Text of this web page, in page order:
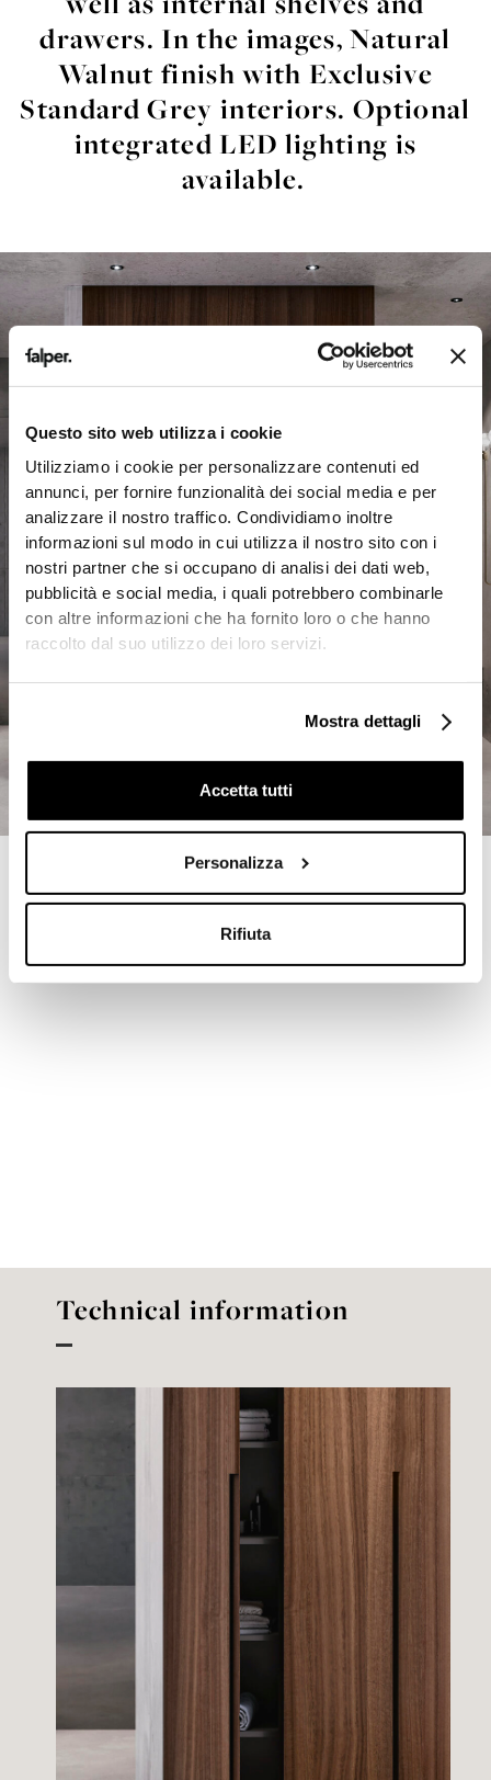
Questo sito web utilizza i cookie
Utilizziamo i cookie per personalizzare contenuti ed
annunci, per fornire funzionalità dei social media e per
analizzare il nostro traffico. Condividiamo inoltre
informazioni sul modo in cui utilizza il nostro sito con i
nostri partner che si occupano di analisi dei dati web,
pubblicità e social media, i quali potrebbero combinarle
con altre informazioni che ha fornito loro o che hanno
raccolto dal suo utilizzo dei loro servizi.
Mostra dettagli
Accetta tutti
Personalizza
Rifiuta
drawers. In the images,Natural
Walnut finish with Exclusive
Standard Grey interiors. Optional
integrated LED lighting is
available.
Technical information